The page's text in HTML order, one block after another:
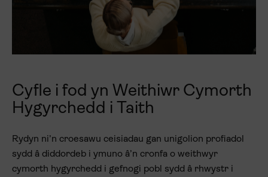
Cyfle i fod yn Weithiwr Cymorth
Hygyrchedd i Taith
Rydyn ni’n croesawu ceisiadau gan unigolion profiadol
sydd â diddordeb i ymuno â’n cronfa o weithwyr
cymorth hygyrchedd i gefnogi pobl sydd â rhwystr i